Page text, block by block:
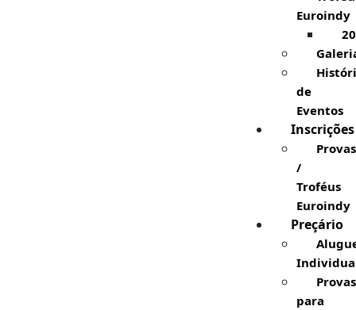
Euroindy
de
Eventos
Inscrições
Provas
/
Troféus
Euroindy
Preçário
Provas
para